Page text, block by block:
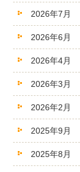
2026年7月
2026年6月
2026年4月
2026年3月
2026年2月
2025年9月
2025年8月